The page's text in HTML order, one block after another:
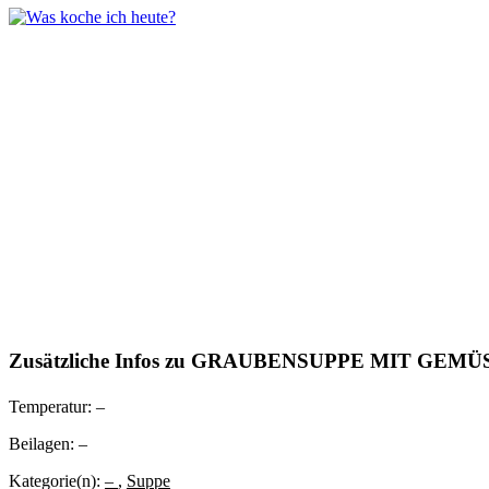
Zusätzliche Infos zu GRAUBENSUPPE MIT
Temperatur: –
Beilagen: –
Kategorie(n): – , Suppe